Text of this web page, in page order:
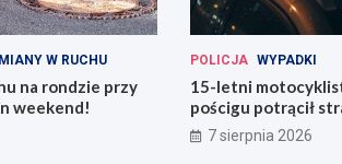
W RUCHU
na rondzie przy
weekend!
POLICJA WYPADKI
15-letni
pościgu potrącił
Lwówku Śląskim
7 sierpnia 2026